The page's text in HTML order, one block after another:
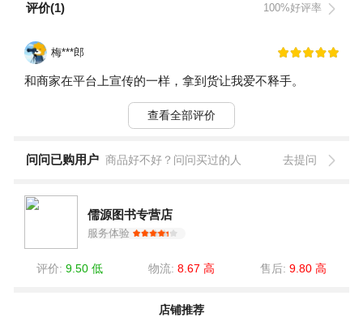
评价(1) 100%好评率
梅***郎
和商家在平台上宣传的一样，拿到货让我爱不释手。
查看全部评价
问问已购用户 商品好不好？问问买过的人 去提问
儒源图书专营店
服务体验
评价: 9.50 低 物流: 8.67 高 售后: 9.80 高
店铺推荐